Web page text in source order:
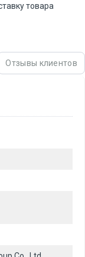
товара
Отзывы клиентов